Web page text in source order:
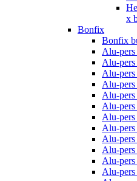
x
Bonfix
Bonfix
Alu-pers
Alu-
Alu-pers
Alu-
Alu-
Alu-pers
Alu-
Alu-
Alu-pers
Alu-pers
Alu-
Alu-